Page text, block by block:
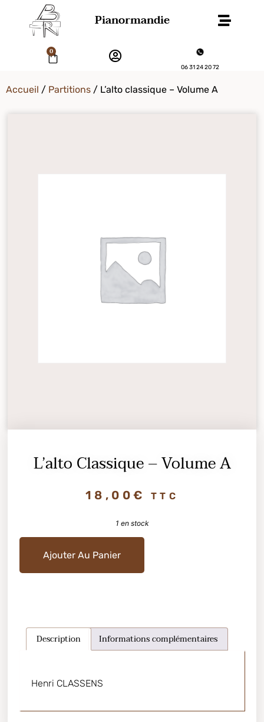
Pianormandie
0
06 31 24 20 72
Accueil / Partitions / L’alto classique – Volume A
L’alto Classique – Volume A
18,00 € TTC
1 en stock
Ajouter Au Panier
Description Informations complémentaires
Henri CLASSENS